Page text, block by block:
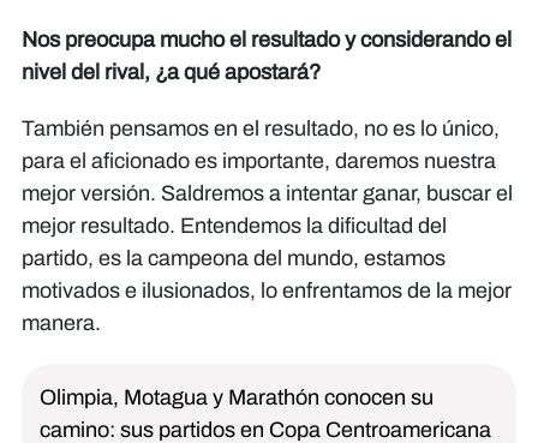
Nos preocupa mucho el resultado y considerando el
nivel del rival, ¿a qué apostará?
También pensamos en el resultado, no es lo único,
para el aficionado es importante, daremos nuestra
mejor versión. Saldremos a intentar ganar, buscar el
mejor resultado. Entendemos la dificultad del
partido, es la campeona del mundo, estamos
motivados e ilusionados, lo enfrentamos de la mejor
manera.
Olimpia, Motagua y Marathón conocen su
camino: sus partidos en Copa Centroamericana